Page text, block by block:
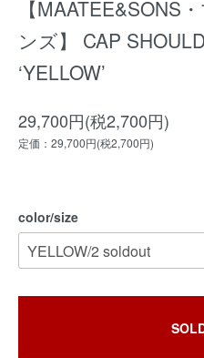
【MAATEE&SONS
ンズ】 CAP
‘YELLOW’
29,700円(税2,700円)
定価：29,700円(税2,700円)
color/size